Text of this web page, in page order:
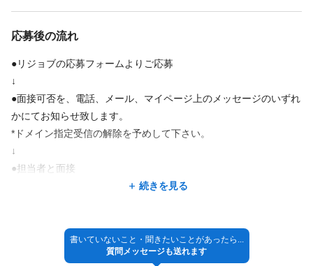
応募後の流れ
●リジョブの応募フォームよりご応募
↓
●面接可否を、電話、メール、マイページ上のメッセージのいずれ
かにてお知らせ致します。
*ドメイン指定受信の解除を予めして下さい。
↓
●担当者と面接
続きを見る
書いていないこと・聞きたいことがあったら...
質問メッセージも送れます